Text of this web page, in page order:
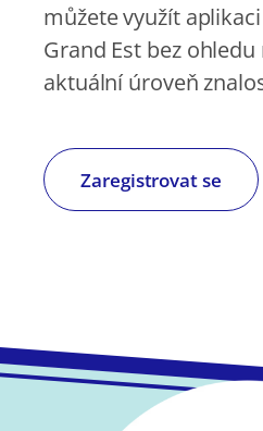
můžete využít
Grand Est bez
aktuální úroveň
Zaregistrovat se